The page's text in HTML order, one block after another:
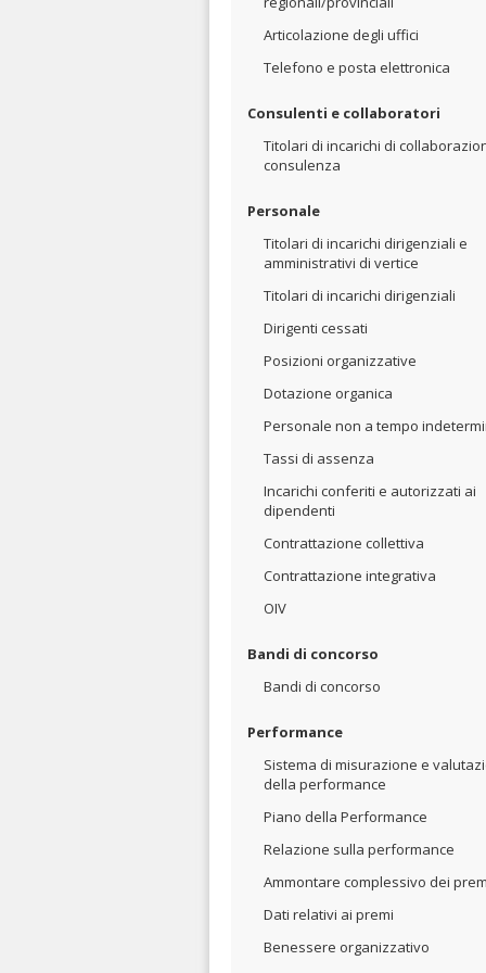
Articolazione degli uffici
Telefono e posta elettronica
Consulenti e collaboratori
Titolari di incarichi di
consulenza
Personale
Titolari di incarichi dirigenziali e
amministrativi di vertice
Titolari di incarichi dirigenziali
Dirigenti cessati
Posizioni organizzative
Dotazione organica
Personale non a tempo
Tassi di assenza
Incarichi conferiti e autorizzati ai
dipendenti
Contrattazione collettiva
Contrattazione integrativa
OIV
Bandi di concorso
Bandi di concorso
Performance
Sistema di misurazione e
della performance
Piano della Performance
Relazione sulla performance
Ammontare complessivo dei
Dati relativi ai premi
Benessere organizzativo